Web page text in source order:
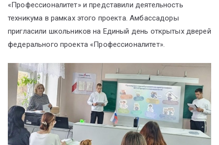
«Профессионалитет» и представили деятельность
техникума в рамках этого проекта. Амбассадоры
пригласили школьников на Единый день открытых дверей
федерального проекта «Профессионалитет».